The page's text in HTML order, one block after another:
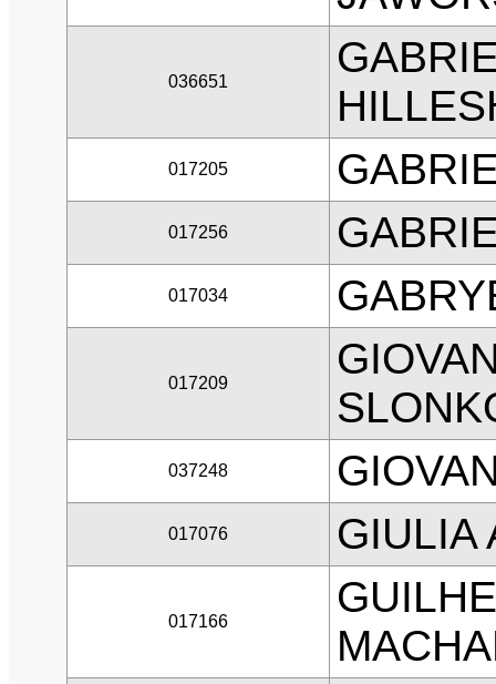
036651
017205
017256
017034
017209
037248
017076 GIULIA
017166